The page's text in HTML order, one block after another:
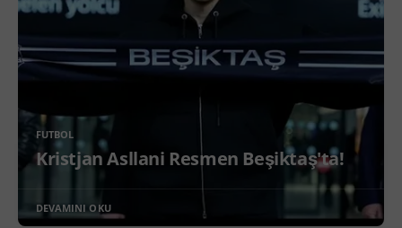
FUTBOL
Kristjan Asllani Resmen Beşiktaş'ta!
DEVAMINI OKU